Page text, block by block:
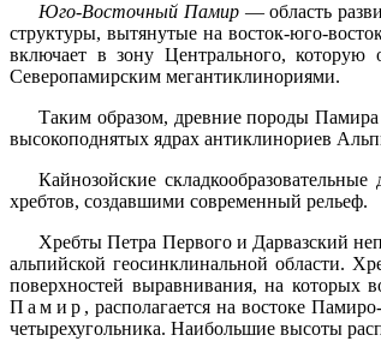
Юго-Восточный Памир— область
структуры, вытянутые на восток-юго-
включает в зону Центрального,
Северопамирским мегантиклинориями.
Таким образом, древние породы
высокоподнятых ядрах антиклинориев
Кайнозойские
хребтов, создавшими современный рельеф.
Хребты Петра Первого и Дарвазский
альпийской геосинклинальной области.
поверхностей выравнивания, на которых
Памир , располагается на востоке
четырехугольника. Наибольшие высоты